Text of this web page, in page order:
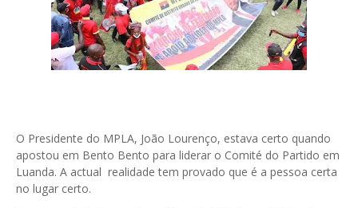
O Presidente do MPLA, João Lourenço, estava certo quando
apostou em Bento Bento para liderar o Comité do Partido em
Luanda. A actual realidade tem provado que é a pessoa certa
no lugar certo.